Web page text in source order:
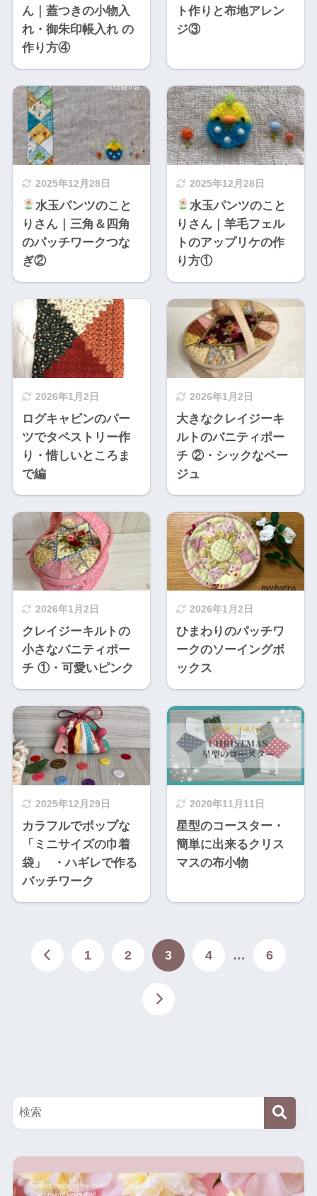
ん｜蓋つきの小物入
れ・御朱印帳入れ の
作り方④
ト作りと布地アレン
ジ③
2025年12月28日
水玉パンツのこと
りさん｜三角＆四角
のパッチワークつな
ぎ②
2025年12月28日
水玉パンツのこと
りさん｜羊毛フェル
トのアップリケの作
り方①
2026年1月2日
ログキャビンのパー
ツでタペストリー作
り・惜しいところま
で編
2026年1月2日
大きなクレイジーキ
ルトのバニティポー
チ ②・シックなベー
ジュ
2026年1月2日
クレイジーキルトの
小さなバニティポー
チ ①・可愛いピンク
2026年1月2日
ひまわりのパッチワ
ークのソーイングボ
ックス
2025年12月29日
カラフルでポップな
「ミニサイズの巾着
袋」 ・ハギレで作る
パッチワーク
2020年11月11日
星型のコースター・
簡単に出来るクリス
マスの布小物
1 2 3 4 … 6